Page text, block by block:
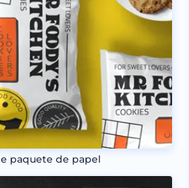
paquete de papel